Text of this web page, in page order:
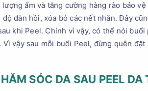
ẩm và tăng cường hàng rào bảo
đàn hồi, xóa bỏ các nết nhăn. Đây
khi Peel. Chính vì vậy, có thể nói
vậy sau mỗi buổi Peel, đừng quên đặt
SÓC DA SAU PEEL DA